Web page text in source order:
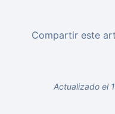
Compartir este
Actualizado el